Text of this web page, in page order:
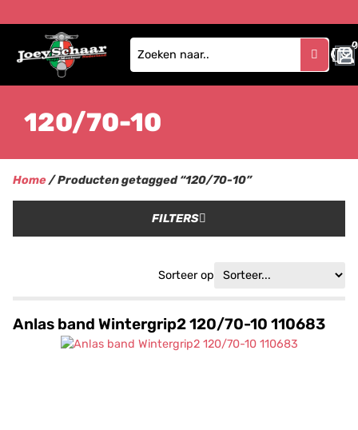
0
0
120/70-10
Home/ Producten getagged “120/70-10”
FILTERS
Sorteer op
Anlas band Wintergrip2 120/70-10 110683